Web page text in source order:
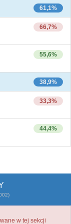
61,1%
66,7%
55,6%
38,9%
33,3%
44,4%
w tej sekcji